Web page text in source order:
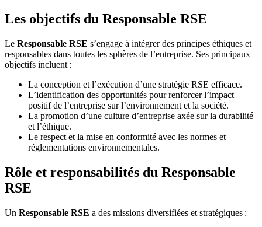
Les objectifs du Responsable RSE
Le Responsable RSE s’engage à intégrer des principes éthiques et
responsables dans toutes les sphères de l’entreprise. Ses principaux
objectifs incluent :
La conception et l’exécution d’une stratégie RSE efficace.
L’identification des opportunités pour renforcer l’impact
positif de l’entreprise sur l’environnement et la société.
La promotion d’une culture d’entreprise axée sur la durabilité
et l’éthique.
Le respect et la mise en conformité avec les normes et
réglementations environnementales.
Rôle et responsabilités du Responsable
RSE
Un Responsable RSE a des missions diversifiées et stratégiques :